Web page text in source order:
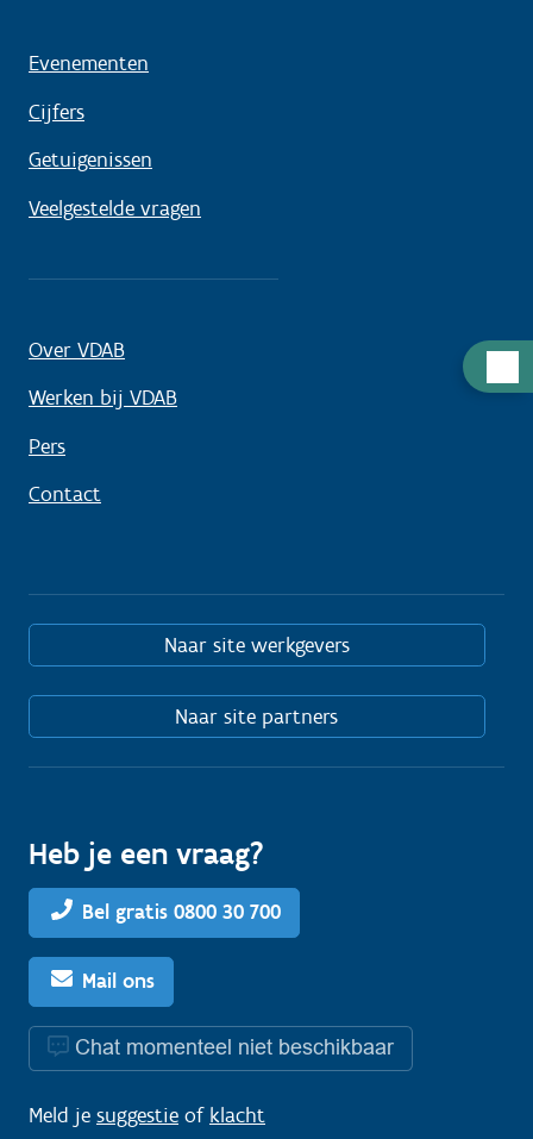
Evenementen
Cijfers
Getuigenissen
Veelgestelde vragen
Over VDAB
Werken bij VDAB
Pers
Contact
Naar site werkgevers
Naar site partners
Heb je een vraag?
Bel gratis 0800 30 700
Mail ons
Chat momenteel niet beschikbaar
Meld je suggestie of klacht